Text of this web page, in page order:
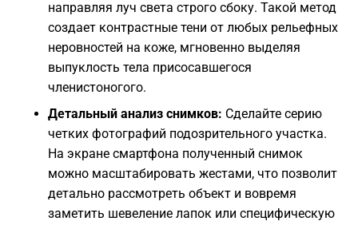
направляя луч света строго сбоку. Такой метод
создает контрастные тени от любых рельефных
неровностей на коже, мгновенно выделяя
выпуклость тела присосавшегося
членистоногого.
Детальный анализ снимков: Сделайте серию
четких фотографий подозрительного участка.
На экране смартфона полученный снимок
можно масштабировать жестами, что позволит
детально рассмотреть объект и вовремя
заметить шевеление лапок или специфическую